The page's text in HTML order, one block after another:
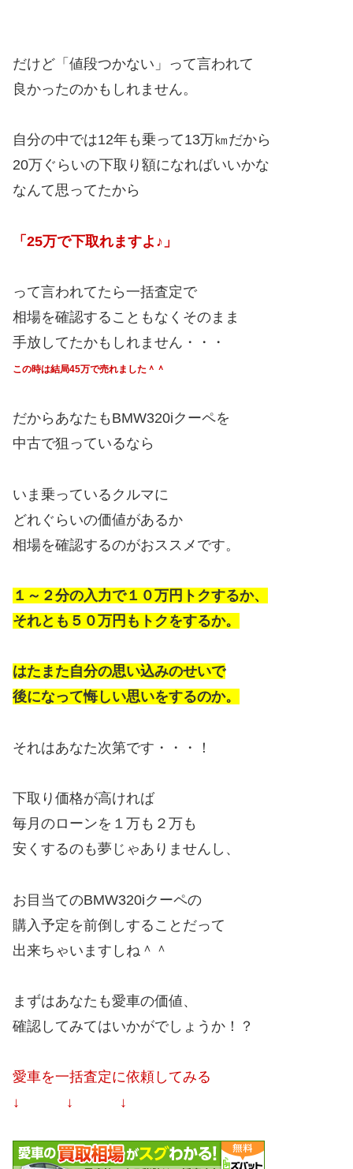
だけど「値段つかない」って言われて
良かったのかもしれません。
自分の中では12年も乗って13万㎞だから
20万ぐらいの下取り額になればいいかな
なんて思ってたから
「25万で下取れますよ♪」
って言われてたら一括査定で
相場を確認することもなくそのまま
手放してたかもしれません・・・
この時は結局45万で売れました＾＾
だからあなたもBMW320iクーペを
中古で狙っているなら
いま乗っているクルマに
どれぐらいの価値があるか
相場を確認するのがおススメです。
１～２分の入力で１０万円トクするか、
それとも５０万円もトクをするか。
はたまた自分の思い込みのせいで
後になって悔しい思いをするのか。
それはあなた次第です・・・！
下取り価格が高ければ
毎月のローンを１万も２万も
安くするのも夢じゃありませんし、
お目当てのBMW320iクーペの
購入予定を前倒しすることだって
出来ちゃいますしね＾＾
まずはあなたも愛車の価値、
確認してみてはいかがでしょうか！？
愛車を一括査定に依頼してみる
↓ ↓ ↓